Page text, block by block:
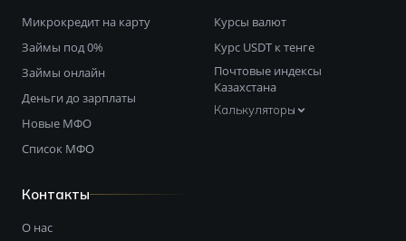
Микрокредит на карту
Займы под 0%
Займы онлайн
Деньги до зарплаты
Новые МФО
Список МФО
Курсы валют
Курс USDT к тенге
Почтовые индексы
Казахстана
Калькуляторы
Контакты
О нас